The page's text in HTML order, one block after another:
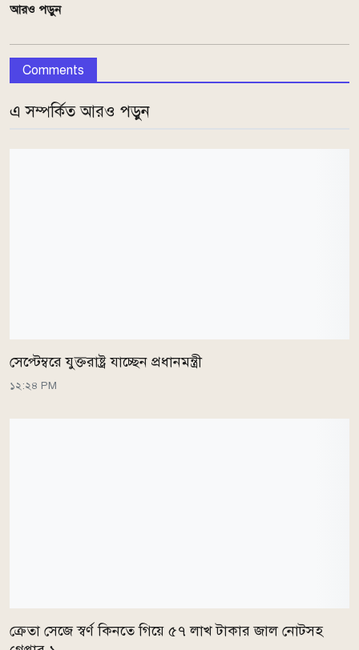
আরও পড়ুন
Comments
এ সম্পর্কিত আরও পড়ুন
সেপ্টেম্বরে যুক্তরাষ্ট্র যাচ্ছেন প্রধানমন্ত্রী
১২:২৪ PM
ক্রেতা সেজে স্বর্ণ কিনতে গিয়ে ৫৭ লাখ টাকার জাল নোটসহ